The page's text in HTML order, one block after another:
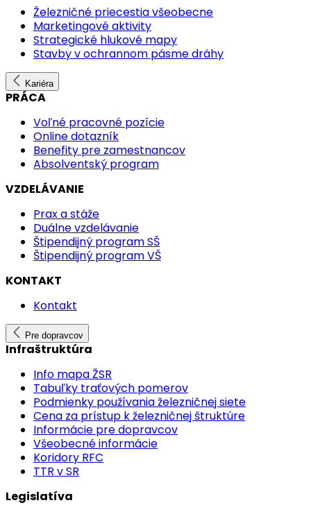
Železničné priecestia všeobecne
Marketingové aktivity
Strategické hlukové mapy
Stavby v ochrannom pásme dráhy
Kariéra
PRÁCA
Voľné pracovné pozície
Online dotazník
Benefity pre zamestnancov
Absolventský program
VZDELÁVANIE
Prax a stáže
Duálne vzdelávanie
Štipendijný program SŠ
Štipendijný program VŠ
KONTAKT
Kontakt
Pre dopravcov
Infraštruktúra
Info mapa ŽSR
Tabuľky traťových pomerov
Podmienky používania železničnej siete
Cena za prístup k železničnej štruktúre
Informácie pre dopravcov
Všeobecné informácie
Koridory RFC
TTR v SR
Legislatíva